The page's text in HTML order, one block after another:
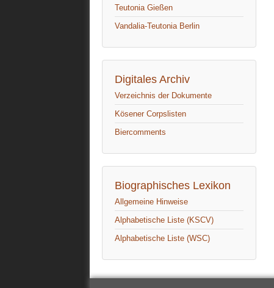
Teutonia Gießen
Vandalia-Teutonia Berlin
Digitales Archiv
Verzeichnis der Dokumente
Kösener Corpslisten
Biercomments
Biographisches Lexikon
Allgemeine Hinweise
Alphabetische Liste (KSCV)
Alphabetische Liste (WSC)